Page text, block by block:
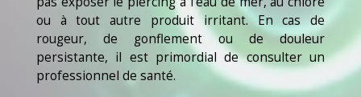
ou à tout autre produit irritant. En cas de
rougeur, de gonflement ou de douleur
persistante, il est primordial de consulter un
professionnel de santé.